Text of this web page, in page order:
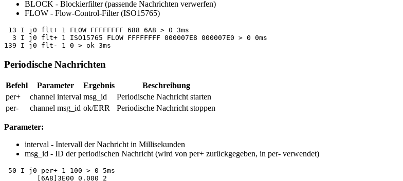
BLOCK - Blockierfilter (passende Nachrichten verwerfen)
FLOW - Flow-Control-Filter (ISO15765)
13 I j0 flt+ 1 FLOW FFFFFFFF 688 6A8 > 0 3ms
  3 I j0 flt+ 1 ISO15765 FLOW FFFFFFFF 000007E8 000007E0 > 0 0ms
139 I j0 flt- 1 0 > ok 3ms
Periodische Nachrichten
Befehl Parameter Ergebnis
Beschreibung
per+
channel interval msg_id
Periodische Nachricht starten
per-
channel msg_id ok/ERR Periodische Nachricht stoppen
Parameter:
interval - Intervall der Nachricht in Millisekunden
msg_id - ID der periodischen Nachricht (wird von per+ zurückgegeben, in per- verwendet)
50 I j0 per+ 1 100 > 0 5ms